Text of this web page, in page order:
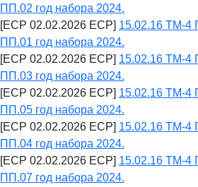
ПП.02 год набора 2024.
[ECP 02.02.2026 ECP] 15.02.16 ТМ-4
ПП.01 год набора 2024.
[ECP 02.02.2026 ECP] 15.02.16 ТМ-4
ПП.03 год набора 2024.
[ECP 02.02.2026 ECP] 15.02.16 ТМ-4
ПП.05 год набора 2024.
[ECP 02.02.2026 ECP] 15.02.16 ТМ-4
ПП.04 год набора 2024.
[ECP 02.02.2026 ECP] 15.02.16 ТМ-4
ПП.07 год набора 2024.